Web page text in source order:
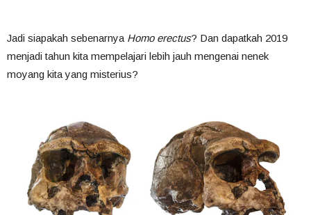
Jadi siapakah sebenarnya Homo erectus? Dan dapatkah 2019
menjadi tahun kita mempelajari lebih jauh mengenai nenek
moyang kita yang misterius?